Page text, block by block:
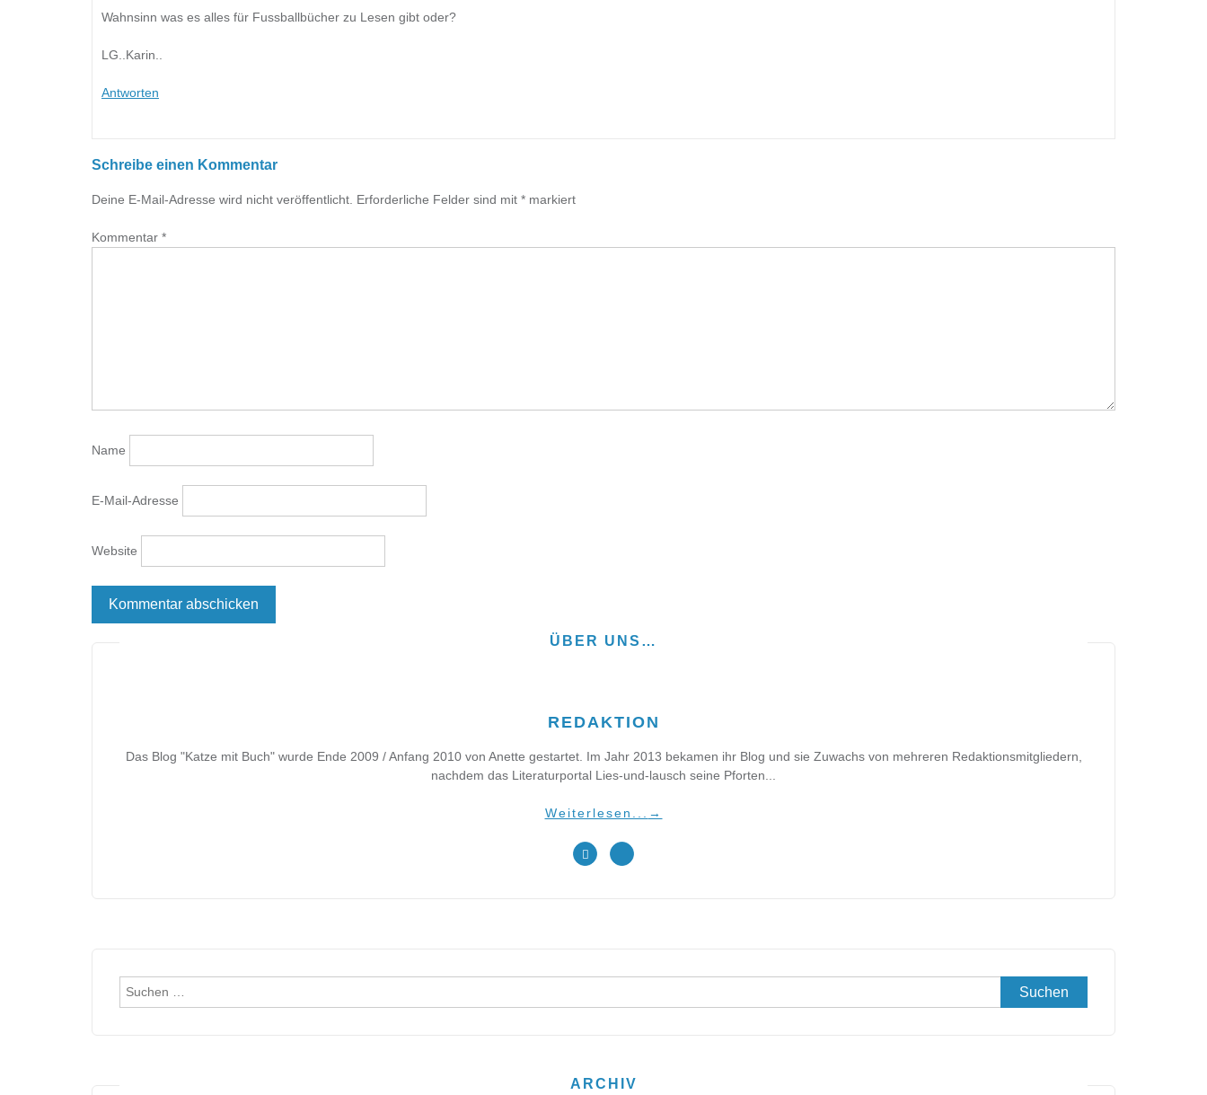
Wahnsinn was es alles für Fussballbücher zu Lesen gibt oder?
LG..Karin..
Antworten
Schreibe einen Kommentar
Deine E-Mail-Adresse wird nicht veröffentlicht. Erforderliche Felder sind mit * markiert
Kommentar *
Name
E-Mail-Adresse
Website
ÜBER UNS…
REDAKTION
Das Blog "Katze mit Buch" wurde Ende 2009 / Anfang 2010 von Anette gestartet. Im Jahr 2013 bekamen ihr Blog und sie Zuwachs von mehreren Redaktionsmitgliedern,
nachdem das Literaturportal Lies-und-lausch seine Pforten...
Weiterlesen... →
Suchen
ARCHIV